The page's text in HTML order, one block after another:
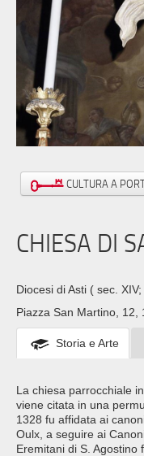
CULTURA A
CHIESA DI
Diocesi di Asti ( sec.
Piazza San Martino, 12,
Storia e Arte
La chiesa parrocchiale
viene citata in una
1328 fu affidata ai
Oulx, a seguire ai
Eremitani di S. Agostino